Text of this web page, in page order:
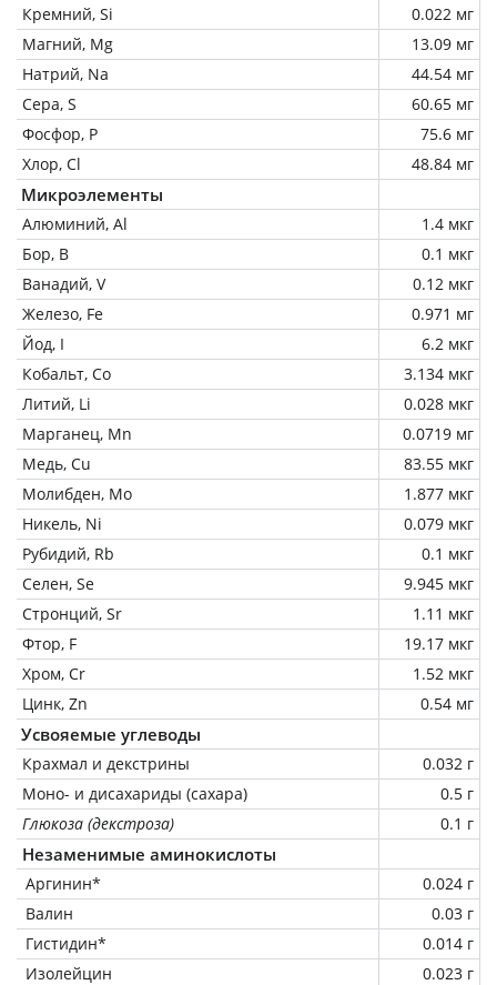
Кремний, Si
0.022 мг
Магний, Mg
13.09 мг
Натрий, Na
44.54 мг
Сера, S
60.65 мг
Фосфор, P
75.6 мг
Хлор, Cl
48.84 мг
Микроэлементы
Алюминий, Al
1.4 мкг
Бор, B
0.1 мкг
Ванадий, V
0.12 мкг
Железо, Fe
0.971 мг
Йод, I
6.2 мкг
Кобальт, Co
3.134 мкг
Литий, Li
0.028 мкг
Марганец, Mn
0.0719 мг
Медь, Cu
83.55 мкг
Молибден, Mo
1.877 мкг
Никель, Ni
0.079 мкг
Рубидий, Rb
0.1 мкг
Селен, Se
9.945 мкг
Стронций, Sr
1.11 мкг
Фтор, F
19.17 мкг
Хром, Cr
1.52 мкг
Цинк, Zn
0.54 мг
Усвояемые углеводы
Крахмал и декстрины
0.032 г
Моно- и дисахариды (сахара)
0.5 г
Глюкоза (декстроза)
0.1 г
Незаменимые аминокислоты
Аргинин*
0.024 г
Валин
0.03 г
Гистидин*
0.014 г
Изолейцин
0.023 г